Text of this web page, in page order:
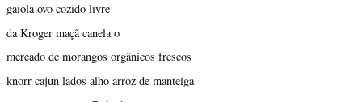
gaiola ovo cozido livre
da Kroger maçã canela o
mercado de morangos orgânicos frescos
knorr cajun lados alho arroz de manteiga